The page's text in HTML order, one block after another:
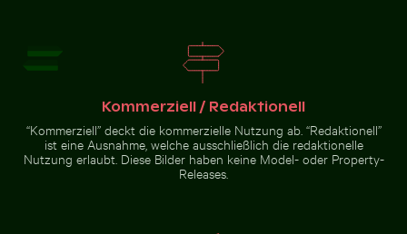
Flugzeug über den Wolken Küstendünengräser am
Sandstrand mit Meerblick
Zur Stock-Kollektion
Kommerziell / Redaktionell
“Kommerziell” deckt die kommerzielle Nutzung ab. “Redaktionell”
ist eine Ausnahme, welche ausschließlich die redaktionelle
Nutzung erlaubt. Diese Bilder haben keine Model- oder Property-
Releases.